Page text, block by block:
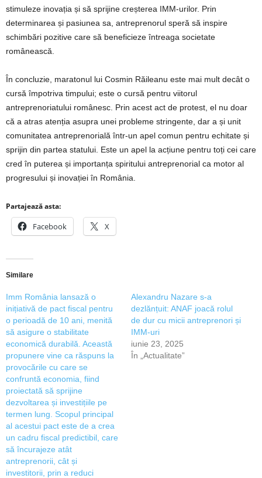
stimuleze inovația și să sprijine creșterea IMM-urilor. Prin
determinarea și pasiunea sa, antreprenorul speră să inspire
schimbări pozitive care să beneficieze întreaga societate
românească.
În concluzie, maratonul lui Cosmin Răileanu este mai mult decât o
cursă împotriva timpului; este o cursă pentru viitorul
antreprenoriatului românesc. Prin acest act de protest, el nu doar
că a atras atenția asupra unei probleme stringente, dar a și unit
comunitatea antreprenorială într-un apel comun pentru echitate și
sprijin din partea statului. Este un apel la acțiune pentru toți cei care
cred în puterea și importanța spiritului antreprenorial ca motor al
progresului și inovației în România.
Partajează asta:
Facebook X
Similare
Imm România lansază o
inițiativă de pact fiscal pentru
o perioadă de 10 ani, menită
să asigure o stabilitate
economică durabilă. Această
propunere vine ca răspuns la
provocările cu care se
confruntă economia, fiind
proiectată să sprijine
dezvoltarea și investițiile pe
termen lung. Scopul principal
al acestui pact este de a crea
un cadru fiscal predictibil, care
să încurajeze atât
antreprenorii, cât și
investitorii, prin a reduci
Alexandru Nazare s-a
dezlănțuit: ANAF joacă rolul
de dur cu micii antreprenori și
IMM-uri
iunie 23, 2025
În „Actualitate”